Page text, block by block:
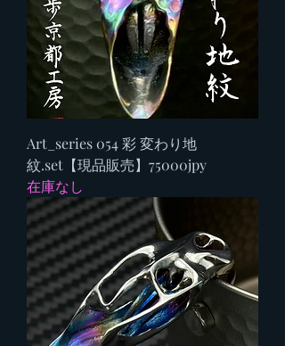
Art_series 054 彩 変わり地
紋.set【現品販売】75000jpy
在庫なし